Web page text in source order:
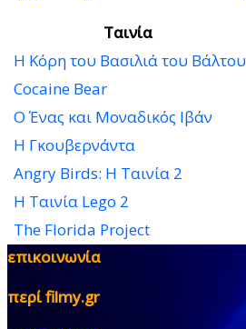
Ταινία
Η Κόρη του Βασιλιά του Βάλτου
Cocaine Bear
Ο Ένας και Μοναδικός Ιβάν
Η Γκουβερνάντα
Angry Birds: Η Ταινία 2
Η Ταινία Lego 2
The Florida Project
επικοινωνία
περί filmy.gr